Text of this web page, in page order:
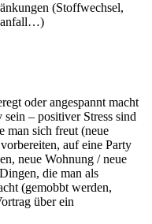
(Stoffwechsel,
oder angespannt macht
– positiver Stress sind
man sich freut (neue
auf eine Party
neue Wohnung / neue
die man als
(gemobbt werden,
über ein